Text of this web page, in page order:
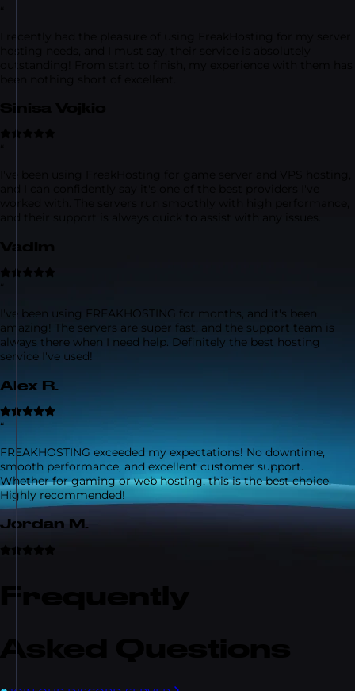
“
I've been using FREAKHOSTING for months, and it's been
amazing! The servers are super fast, and the support team is
always there when I need help. Definitely the best hosting
service I've used!
Alex R.
“
FREAKHOSTING exceeded my expectations! No downtime,
smooth performance, and excellent customer support.
Whether for gaming or web hosting, this is the best choice.
Highly recommended!
Jordan M.